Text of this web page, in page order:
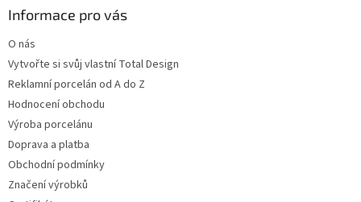
Informace pro vás
O nás
Vytvořte si svůj vlastní Total Design
Reklamní porcelán od A do Z
Hodnocení obchodu
Výroba porcelánu
Doprava a platba
Obchodní podmínky
Značení výrobků